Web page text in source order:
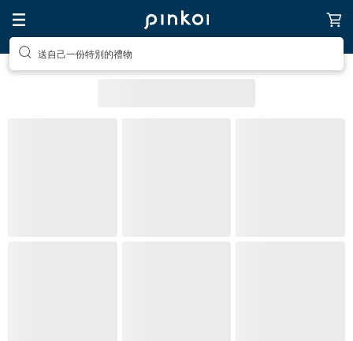
送自己一份特別的禮物